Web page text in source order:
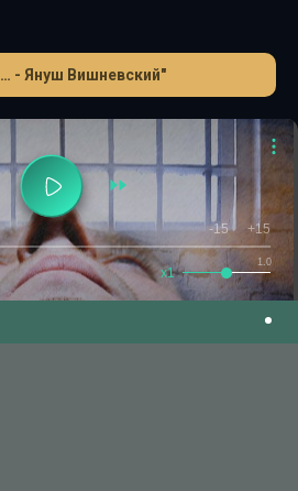
- Януш Вишневский"
1.0
x1
-15 +15